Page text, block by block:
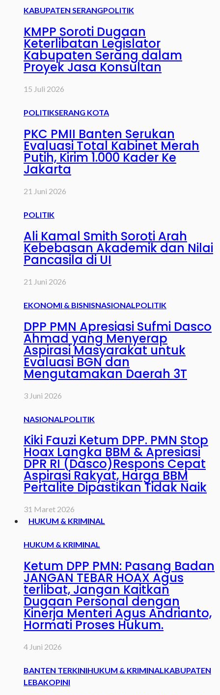
KABUPATEN SERANGPOLITIK
KMPP Soroti Dugaan
Keterlibatan Legislator
Kabupaten Serang dalam
Proyek Jasa Konsultan
15 Juli 2026
POLITIKSERANG KOTA
PKC PMII Banten Serukan
Evaluasi Total Kabinet Merah
Putih, Kirim 1.000 Kader Ke
Jakarta
21 Juni 2026
POLITIK
Ali Kamal Smith Soroti Arah
Kebebasan Akademik dan Nilai
Pancasila di UI
21 Juni 2026
EKONOMI & BISNISNASIONAL POLITIK
DPP PMN Apresiasi Sufmi Dasco
Ahmad yang Menyerap
Aspirasi Masyarakat untuk
Evaluasi BGN dan
Mengutamakan Daerah 3T
3 Juni 2026
NASIONAL POLITIK
Kiki Fauzi Ketum DPP. PMN Stop
Hoax Langka BBM & Apresiasi
DPR RI (Dasco)Respons Cepat
Aspirasi Rakyat, Harga BBM
Pertalite Dipastikan Tidak Naik
31 Maret 2026
HUKUM & KRIMINAL
HUKUM & KRIMINAL
Ketum DPP PMN: Pasang Badan
JANGAN TEBAR HOAX Agus
terlibat, Jangan Kaitkan
Dugaan Personal dengan
Kinerja Menteri Agus Andrianto,
Hormati Proses Hukum.
4 Juni 2026
BANTEN TERKINIHUKUM & KRIMINALKABUPATEN
LEBAKOPINI